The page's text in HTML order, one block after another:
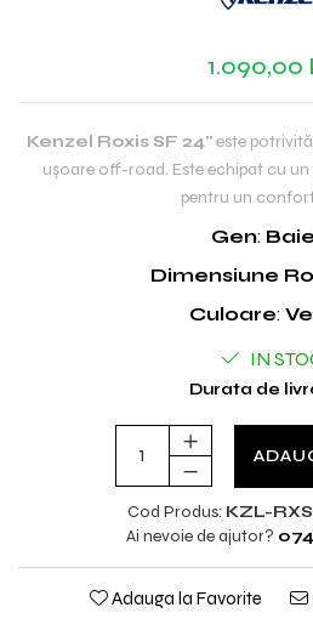
1.090,00
Kenzel Roxis SF 24"este
ușoare off-road. Este echipat cu
pentru un
Gen:
Dimensiune
Culoare:
IN
Durata de
Cod Produs: KZL-
Ai nevoie de ajutor?
Adauga la Favorite